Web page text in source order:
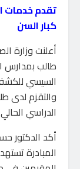
كبار السن
طالب بمدارس
السيسي
والتقزم لدى
الدراسي الحالي في 5
أكد الدكتور
المبادرة